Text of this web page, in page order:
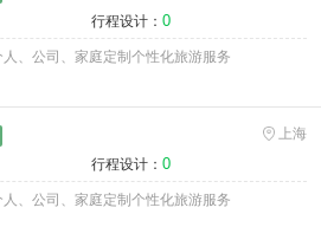
行程设计： 0
、公司、家庭定制个性化旅游服务
上海
行程设计： 0
、公司、家庭定制个性化旅游服务